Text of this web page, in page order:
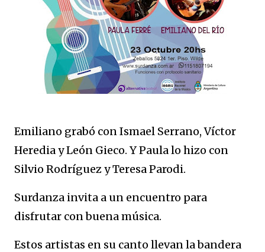
Emiliano grabó con Ismael Serrano, Víctor
Heredia y León Gieco. Y Paula lo hizo con
Silvio Rodríguez y Teresa Parodi.
Surdanza invita a un encuentro para
disfrutar con buena música.
Estos artistas en su canto llevan la bandera